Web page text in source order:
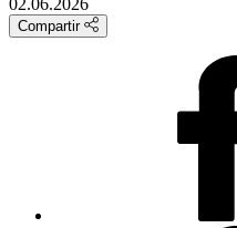
02.06.2026
Compartir